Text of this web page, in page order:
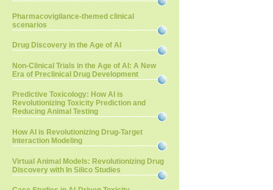
Pharmacovigilance-themed clinical
scenarios
Drug Discovery in the Age of AI
Non-Clinical Trials in the Age of AI: A New
Era of Preclinical Drug Development
Predictive Toxicology: How AI is
Revolutionizing Toxicity Prediction and
Reducing Animal Testing
How AI is Revolutionizing Drug-Target
Interaction Modeling
Virtual Animal Models: Revolutionizing Drug
Discovery with In Silico Studies